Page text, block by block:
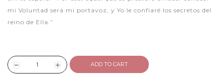
mi Voluntad será mi portavoz, y Yo le confiaré los secretos del
reino de Ella.”
ADD TO CART